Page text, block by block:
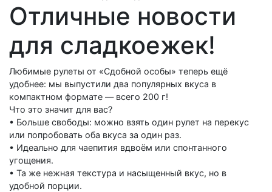
Отличные новости
для сладкоежек!
Любимые рулеты от «Сдобной особы» теперь ещё
удобнее: мы выпустили два популярных вкуса в
компактном формате — всего 200 г!
Что это значит для вас?
• Больше свободы: можно взять один рулет на перекус
или попробовать оба вкуса за один раз.
• Идеально для чаепития вдвоём или спонтанного
угощения.
• Та же нежная текстура и насыщенный вкус, но в
удобной порции.